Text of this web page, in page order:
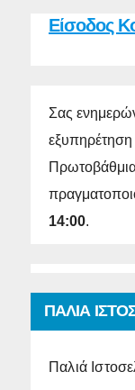
Είσοδος
Σας
εξυπηρέτηση
14:00.
ΠΑΛΙΑ
Παλιά